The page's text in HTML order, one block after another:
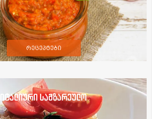
რეცეპტები
იტალიური სამზარეულო